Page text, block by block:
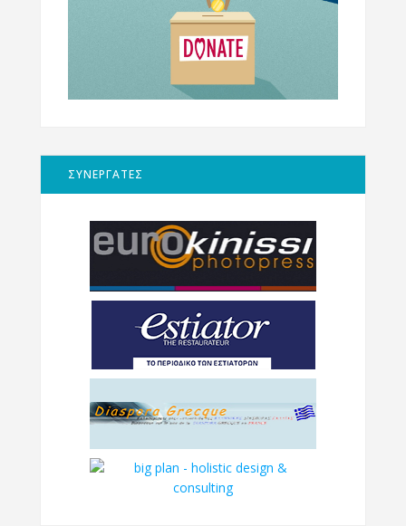
ΣΥΝΕΡΓΑΤΕΣ